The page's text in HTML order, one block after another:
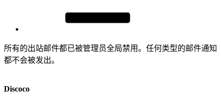
所有的出站邮件都已被管理员全局禁用。任何类型的邮件通知
都不会被发出。
Discoco